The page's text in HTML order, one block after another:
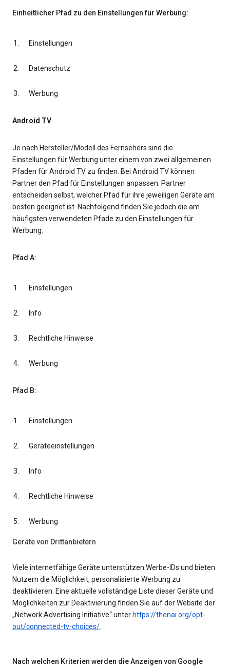
Einheitlicher Pfad zu den Einstellungen für Werbung:
Einstellungen
Datenschutz
Werbung
Android TV
Je nach Hersteller/Modell des Fernsehers sind die
Einstellungen für Werbung unter einem von zwei allgemeinen
Pfaden für Android TV zu finden. Bei Android TV können
Partner den Pfad für Einstellungen anpassen. Partner
entscheiden selbst, welcher Pfad für ihre jeweiligen Geräte am
besten geeignet ist. Nachfolgend finden Sie jedoch die am
häufigsten verwendeten Pfade zu den Einstellungen für
Werbung.
Pfad A:
Einstellungen
Info
Rechtliche Hinweise
Werbung
Pfad B:
Einstellungen
Geräteeinstellungen
Info
Rechtliche Hinweise
Werbung
Geräte von Drittanbietern
Viele internetfähige Geräte unterstützen Werbe-IDs und bieten
Nutzern die Möglichkeit, personalisierte Werbung zu
deaktivieren. Eine aktuelle vollständige Liste dieser Geräte und
Möglichkeiten zur Deaktivierung finden Sie auf der Website der
„Network Advertising Initiative“ unter https://thenai.org/opt-
out/connected-tv-choices/.
Nach welchen Kriterien werden die Anzeigen von Google